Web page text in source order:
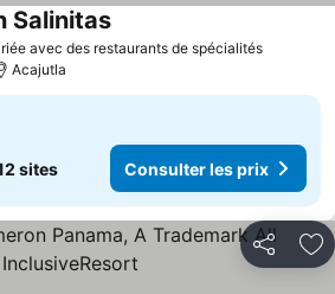
avec des restaurants de spécialités
Salinitas
Acajutla
sites Consulter les prix
Partager